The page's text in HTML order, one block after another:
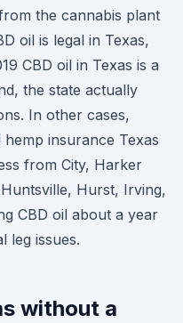
the cannabis plant
oil is legal in Texas,
CBD oil in Texas is a
the state actually
In other cases,
insurance Texas
from City, Harker
Hurst, Irving,
CBD oil about a year
leg issues.
without a